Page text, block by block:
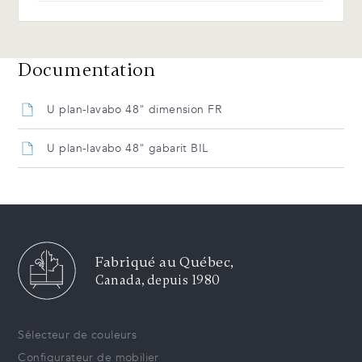
Documentation
U plan-lavabo 48" dimension FR
U plan-lavabo 48" gabarit BIL
Fabriqué au Québec,
Canada, depuis 1980
Sélecteur de couleurs
Configurateur de mobilier